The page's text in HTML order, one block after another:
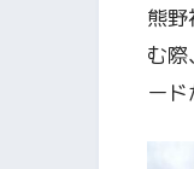
熊
む
ー